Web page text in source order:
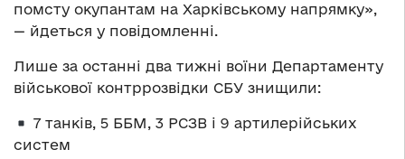
помсту окупантам на Харківському напрямку»,
— йдеться у повідомленні.
Лише за останні два тижні воїни Департаменту
військової контррозвідки СБУ знищили:
7 танків, 5 ББМ, 3 РСЗВ і 9 артилерійських
систем